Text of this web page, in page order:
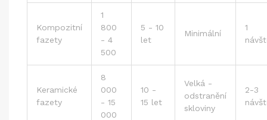
Kompozitní
fazety
1
800
- 4
500
5 - 10
let
Minimální
1
Keramické
fazety
8
000
- 15
000
10 -
15 let
Velká -
odstranění
skloviny
2-3